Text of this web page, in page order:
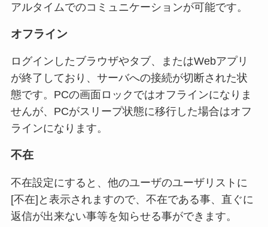
アルタイムでのコミュニケーションが可能です。
オフライン
ログインしたブラウザやタブ、またはWebアプリ
が終了しており、サーバへの接続が切断された状
態です。PCの画面ロックではオフラインになりま
せんが、PCがスリープ状態に移行した場合はオフ
ラインになります。
不在
不在設定にすると、他のユーザのユーザリストに
[不在]と表示されますので、不在である事、直ぐに
返信が出来ない事等を知らせる事ができます。